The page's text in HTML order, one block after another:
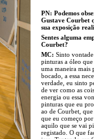
PN: Podemos
Gustave Courbet
sua exposição
Sentes alguma
Courbet?
MC: Sinto vontade
pinturas a óleo que
uma maneira mais
bocado, a essa
verdade, eu sinto
de ver como as
energia ou essa
pinturas que eu
ao de Courbet,
que eu começo
aquilo que se vai
registado. O que